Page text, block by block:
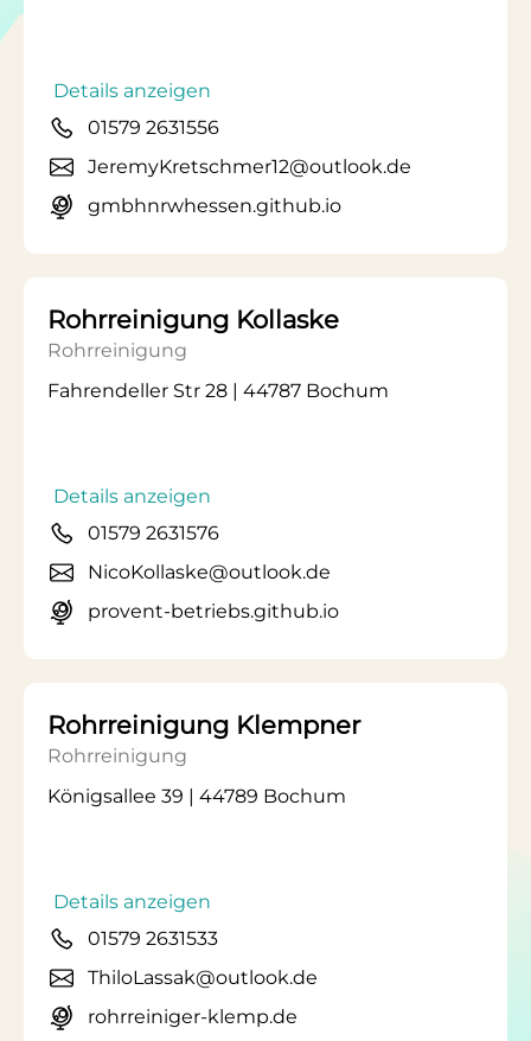
Details anzeigen
01579 2631556
JeremyKretschmer12@outlook.de
gmbhnrwhessen.github.io
Rohrreinigung Kollaske
Rohrreinigung
Fahrendeller Str 28 | 44787 Bochum
Details anzeigen
01579 2631576
NicoKollaske@outlook.de
provent-betriebs.github.io
Rohrreinigung Klempner
Rohrreinigung
Königsallee 39 | 44789 Bochum
Details anzeigen
01579 2631533
ThiloLassak@outlook.de
rohrreiniger-klemp.de